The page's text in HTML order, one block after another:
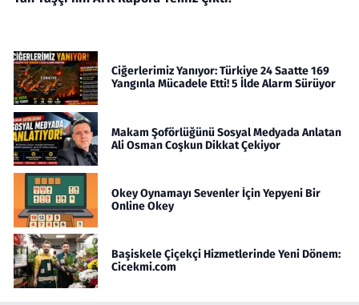
Ciğerlerimiz Yanıyor: Türkiye 24 Saatte 169
Yangınla Mücadele Etti! 5 İlde Alarm Sürüyor
Makam Şoförlüğünü Sosyal Medyada Anlatan
Ali Osman Coşkun Dikkat Çekiyor
Okey Oynamayı Sevenler İçin Yepyeni Bir
Online Okey
Başiskele Çiçekçi Hizmetlerinde Yeni Dönem:
Cicekmi.com